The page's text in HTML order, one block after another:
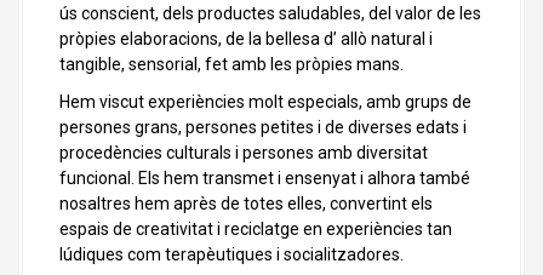
ús conscient, dels productes saludables, del valor de les
pròpies elaboracions, de la bellesa d’ allò natural i
tangible, sensorial, fet amb les pròpies mans.
Hem viscut experiències molt especials, amb grups de
persones grans, persones petites i de diverses edats i
procedències culturals i persones amb diversitat
funcional. Els hem transmet i ensenyat i alhora també
nosaltres hem après de totes elles, convertint els
espais de creativitat i reciclatge en experiències tan
lúdiques com terapèutiques i socialitzadores.